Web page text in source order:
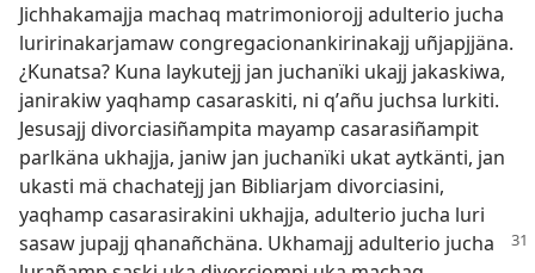
Jichhakamajja machaq matrimoniorojj adulterio jucha
luririnakarjamaw congregacionankirinakajj uñjapjjäna.
¿Kunatsa? Kuna laykutejj jan juchanïki ukajj jakaskiwa,
janirakiw yaqhamp casaraskiti, ni qʼañu juchsa lurkiti.
Jesusajj divorciasiñampita mayamp casarasiñampit
parlkäna ukhajja, janiw jan juchanïki ukat aytkänti, jan
ukasti mä chachatejj jan Bibliarjam divorciasini,
yaqhamp casarasirakini ukhajja, adulterio jucha luri
sasaw jupajj qhanañchäna. Ukhamajj adulterio jucha